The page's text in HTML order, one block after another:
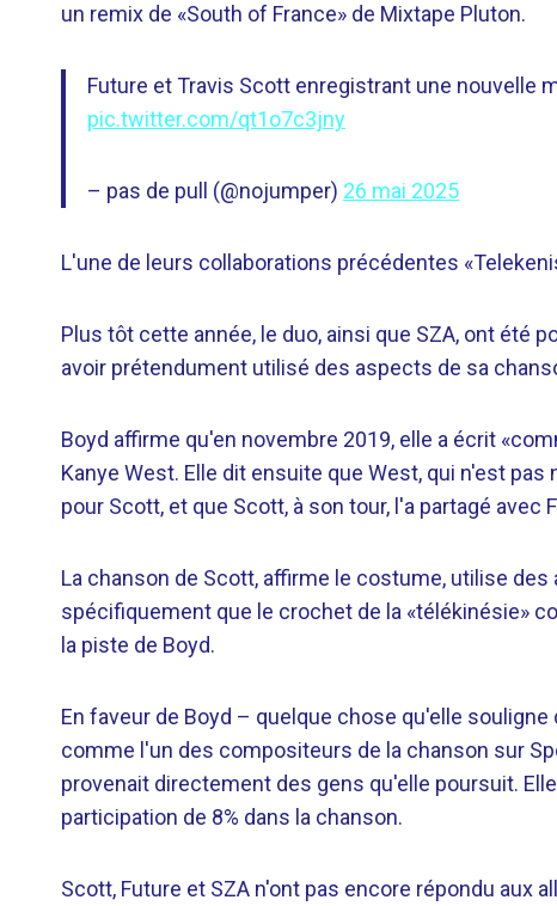
un remix de «South of France» de Mixtape Pluton.
Future et Travis Scott enregistrant une nouvelle
pic.twitter.com/qt1o7c3jny
– pas de pull (@nojumper) 26 mai 2025
L'une de leurs collaborations précédentes
Plus tôt cette année, le duo, ainsi que SZA, ont été
avoir prétendument utilisé des aspects de sa
Boyd affirme qu'en novembre 2019, elle a écrit
Kanye West. Elle dit ensuite que West, qui n'est
pour Scott, et que Scott, à son tour, l'a partagé avec
La chanson de Scott, affirme le costume, utilise des
spécifiquement que le crochet de la «télékinésie»
la piste de Boyd.
En faveur de Boyd – quelque chose qu'elle
comme l'un des compositeurs de la chanson sur
provenait directement des gens qu'elle poursuit.
participation de 8% dans la chanson.
Scott, Future et SZA n'ont pas encore répondu aux